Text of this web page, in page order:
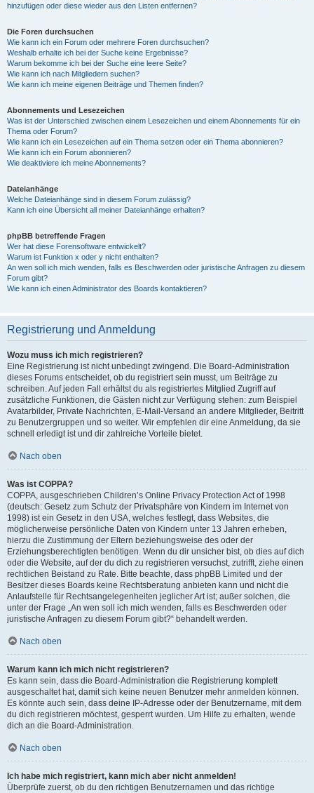
hinzufügen oder diese wieder aus den Listen entfernen?
Die Foren durchsuchen
Wie kann ich ein Forum oder mehrere Foren durchsuchen?
Weshalb erhalte ich bei der Suche keine Ergebnisse?
Warum bekomme ich bei der Suche eine leere Seite?
Wie kann ich nach Mitgliedern suchen?
Wie kann ich meine eigenen Beiträge und Themen finden?
Abonnements und Lesezeichen
Was ist der Unterschied zwischen einem Lesezeichen und einem Abonnements für ein
Thema oder Forum?
Wie kann ich ein Lesezeichen auf ein Thema setzen oder ein Thema abonnieren?
Wie kann ich ein Forum abonnieren?
Wie deaktiviere ich meine Abonnements?
Dateianhänge
Welche Dateianhänge sind in diesem Forum zulässig?
Kann ich eine Übersicht all meiner Dateianhänge erhalten?
phpBB betreffende Fragen
Wer hat diese Forensoftware entwickelt?
Warum ist Funktion x oder y nicht enthalten?
An wen soll ich mich wenden, falls es Beschwerden oder juristische Anfragen zu diesem
Forum gibt?
Wie kann ich einen Administrator des Boards kontaktieren?
Registrierung und Anmeldung
Wozu muss ich mich registrieren?
Eine Registrierung ist nicht unbedingt zwingend. Die Board-Administration
dieses Forums entscheidet, ob du registriert sein musst, um Beiträge zu
schreiben. Auf jeden Fall erhältst du als registriertes Mitglied Zugriff auf
zusätzliche Funktionen, die Gästen nicht zur Verfügung stehen: zum Beispiel
Avatarbilder, Private Nachrichten, E-Mail-Versand an andere Mitglieder, Beitritt
zu Benutzergruppen und so weiter. Wir empfehlen dir eine Anmeldung, da sie
schnell erledigt ist und dir zahlreiche Vorteile bietet.
Nach oben
Was ist COPPA?
COPPA, ausgeschrieben Children’s Online Privacy Protection Act of 1998
(deutsch: Gesetz zum Schutz der Privatsphäre von Kindern im Internet von
1998) ist ein Gesetz in den USA, welches festlegt, dass Websites, die
möglicherweise persönliche Daten von Kindern unter 13 Jahren erheben,
hierzu die Zustimmung der Eltern beziehungsweise des oder der
Erziehungsberechtigten benötigen. Wenn du dir unsicher bist, ob dies auf dich
oder die Website, auf der du dich zu registrieren versuchst, zutrifft, ziehe einen
rechtlichen Beistand zu Rate. Bitte beachte, dass phpBB Limited und der
Besitzer dieses Boards keine Rechtsberatung anbieten kann und nicht die
Anlaufstelle für Rechtsangelegenheiten jeglicher Art ist; außer solchen, die
unter der Frage „An wen soll ich mich wenden, falls es Beschwerden oder
juristische Anfragen zu diesem Forum gibt?“ behandelt werden.
Nach oben
Warum kann ich mich nicht registrieren?
Es kann sein, dass die Board-Administration die Registrierung komplett
ausgeschaltet hat, damit sich keine neuen Benutzer mehr anmelden können.
Es könnte auch sein, dass deine IP-Adresse oder der Benutzername, mit dem
du dich registrieren möchtest, gesperrt wurden. Um Hilfe zu erhalten, wende
dich an die Board-Administration.
Nach oben
Ich habe mich registriert, kann mich aber nicht anmelden!
Überprüfe zuerst, ob du den richtigen Benutzernamen und das richtige